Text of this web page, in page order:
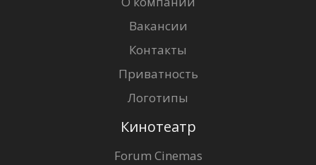
Вакансии
Контакты
Приватность
Логотипы
Кинотеатр
Forum Cinemas